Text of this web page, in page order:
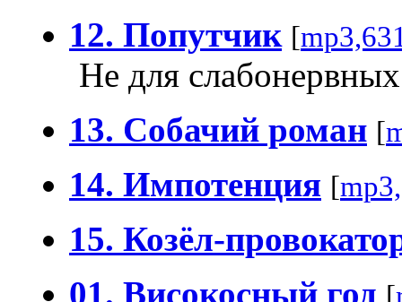
12. Попутчик [
Не для
13. Собачий роман [
14. Импотенция [
15. Козёл-
01. Високосный год